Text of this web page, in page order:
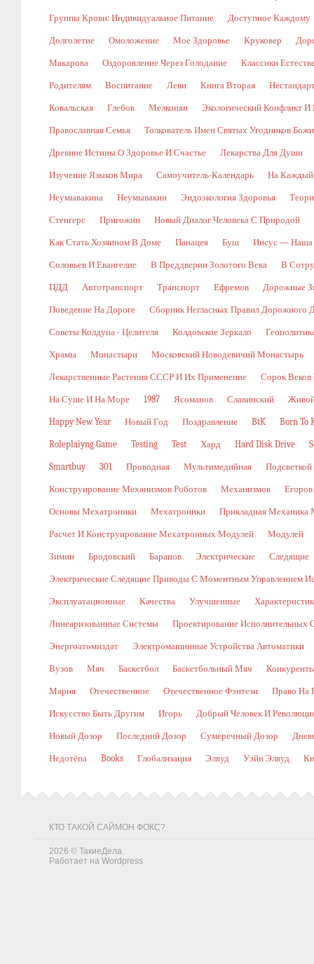
Группы Крови: Индивидуальное Питание Доступное Каждому
Долголетие Омоложение Мое Здоровье Круковер
Макарова Оздоровление Через Голодание Классики
Родителям Воспитание Леви Книга Вторая
Ковальская Глебов Мелконян Экологический Конфликт
Православная Семья Толкователь Имен Святых Угодников
Древние Истины О Здоровье И Счастье Лекарства Для Души
Изучение Языков Мира Самоучитель-Календарь На Каждый
Неумывакина Неумывакин Эндоэкология Здоровья
Стенгерс Пригожин Новый Диалог Человека С Природой
Как Стать Хозяином В Доме Панацея Буш Иисус — Наша
Соловьев И Евангелие В Преддверии Золотого Века В
ПДД Автотранспорт Транспорт Ефремов Дорожные
Поведение На Дороге Сборник Негласных Правил Дорожного
Советы Колдуна - Целителя Колдовское Зеркало
Храмы Монастыри Московский Новодевичий Монастырь
Лекарственные Растения СССР И Их Применение Сорок Веков
На Суше И На Море 1987 Ясоманов Славинский
Happy New Year Новый Год Поздравление BtK Born To
Roleplaiyng Game Testing Test Хард Hard Disk Drive
Smartbuy 301 Проводная Мультимедийная Подсветкой
Конструирование Механизмов Роботов Механизмов
Основы Мехатроники Мехатроники Прикладная Механика
Расчет И Конструирование Мехатронных Модулей Модулей
Зимин Бродовский Баранов Электрические Следящие
Электрические Следящие Приводы С Моментным Управлением
Эксплуатационные Качества Улучшенные
Линеаризованные Системы Проектирование Исполнительных
Энергоатомиздат Электромашинные Устройства Автоматики
Вузов Мяч Баскетбол Баскетбольный Мяч
Мария Отечественное Отечественное Фэнтези Право На
Искусство Быть Другим Игорь Добрый Человек И
Новый Дозор Последний Дозор Сумеречный Дозор
Недотёпа Books Глобализация Элвуд Уэйн Элвуд
КТО ТАКОЙ САЙМОН ФОКС?
2026 © ТакиеДела.
Работает на Wordpress